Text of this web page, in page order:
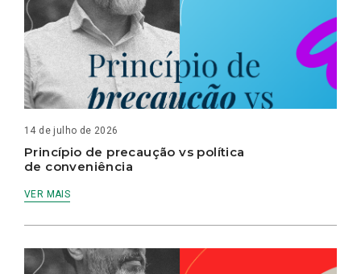
14 de julho de 2026
Princípio de precaução vs política
de conveniência
VER MAIS